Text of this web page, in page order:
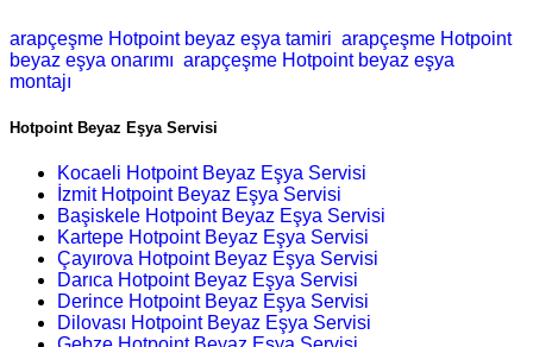
arapçeşme Hotpoint beyaz eşya tamiri arapçeşme Hotpoint
beyaz eşya onarımı arapçeşme Hotpoint beyaz eşya
montajı
Hotpoint Beyaz Eşya Servisi
Kocaeli Hotpoint Beyaz Eşya Servisi
İzmit Hotpoint Beyaz Eşya Servisi
Başiskele Hotpoint Beyaz Eşya Servisi
Kartepe Hotpoint Beyaz Eşya Servisi
Çayırova Hotpoint Beyaz Eşya Servisi
Darıca Hotpoint Beyaz Eşya Servisi
Derince Hotpoint Beyaz Eşya Servisi
Dilovası Hotpoint Beyaz Eşya Servisi